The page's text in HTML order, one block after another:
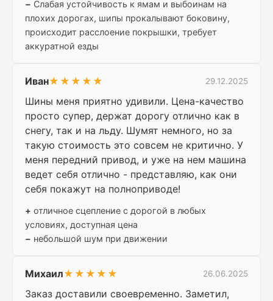
− Слабая устойчивость к ямам и выбоинам на
плохих дорогах, шипы прокалывают боковину,
происходит расслоение покрышки, требует
аккуратной езды
Иван★★★★★ 29.12.2025
Шины меня приятно удивили. Цена-качество
просто супер, держат дорогу отлично как в
снегу, так и на льду. Шумят немного, но за
такую стоимость это совсем не критично. У
меня передний привод, и уже на нем машина
ведет себя отлично - представляю, как они
себя покажут на полноприводе!
+ отличное сцепление с дорогой в любых
условиях, доступная цена
− небольшой шум при движении
Михаил★★★★★ 26.06.2025
Заказ доставили своевременно. Заметил,